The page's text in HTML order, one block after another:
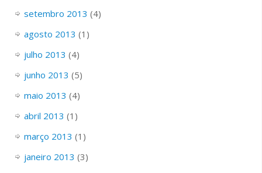
setembro 2013 (4)
agosto 2013 (1)
julho 2013 (4)
junho 2013 (5)
maio 2013 (4)
abril 2013 (1)
março 2013 (1)
janeiro 2013 (3)